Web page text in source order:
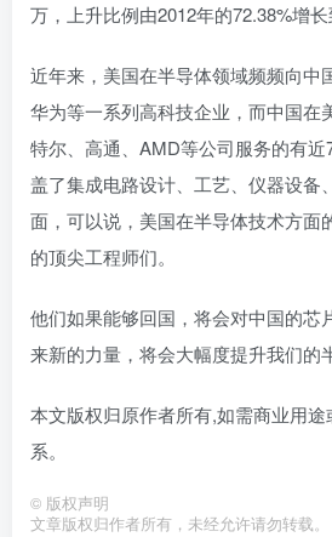
万，上升比例由2012年的72.38%增长
近年来，美国在半导体领域频频向中
华为等一系列高科技企业，而中国在
特尔、高通、AMD等公司服务的有
盖了集成电路设计、工艺、仪器设备
面，可以说，美国在半导体技术方面
的顶尖工程师们。
他们如果能够回国，将会对中国的芯
来新的力量，将会大幅度提升我们的
本文版权归原作者所有,如需商业用
系。
© 版权声明
文章版权归作者所有，未经允许请勿转载。